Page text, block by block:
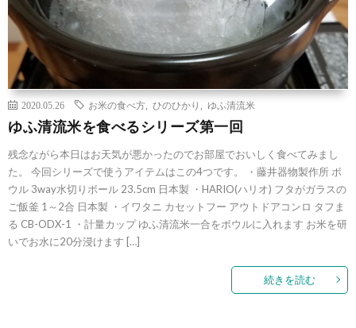
2020.05.26 お米の食べ方 ひのひかり ゆふ清流米
ゆふ清流米を食べるシリーズ第一回
残念ながら本日はお天気が悪かったのでお部屋でおいしく食べてみまし
た。 今回シリーズで使うアイテムはこの4つです。 ・藤井器物製作所 ボ
ウル 3way水切りボール 23.5cm 日本製 ・HARIO(ハリオ) フタがガラスの
ご飯釜 1～2合 日本製 ・イワタニ カセットフー アウトドアコンロ タフま
る CB-ODX-1 ・計量カップ ゆふ清流米一合をボウルに入れます お米を研
いでお水に20分浸けます […]
続きを読む